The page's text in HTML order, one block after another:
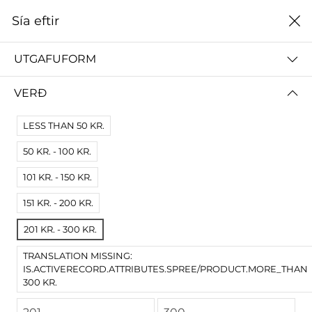
0
ALLT STOFNUN VIGDÍSAR FINNBOGADÓTTUR
Sía eftir
Engar niðurstöður
Engar vörur fundust fyrir þessa síðu.
Prófaðu víðari skilyrði.
Sía eftir
UTGAFUFORM
VERÐ
LESS THAN 50 KR.
50 KR. - 100 KR.
101 KR. - 150 KR.
151 KR. - 200 KR.
201 KR. - 300 KR.
TRANSLATION MISSING:
IS.ACTIVERECORD.ATTRIBUTES.SPREE/PRODUCT.MORE_THAN
300 KR.